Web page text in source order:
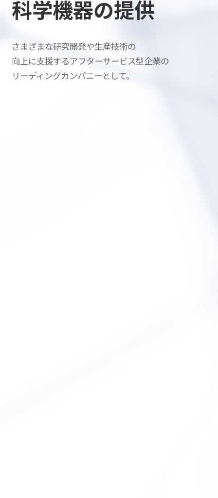
科学機器の提供
さまざまな研究開発や生産技術の
向上に支援するアフターサービス型企業の
リーディングカンパニーとして。